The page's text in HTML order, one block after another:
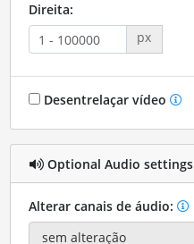
Direita:
px
Desentrelaçar vídeo
Optional Audio settings
Alterar canais de áudio: